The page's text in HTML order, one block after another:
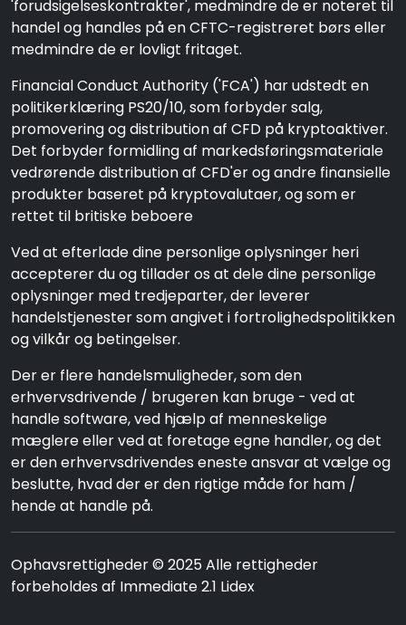
'forudsigelseskontrakter', medmindre de er noteret til
handel og handles på en CFTC-registreret børs eller
medmindre de er lovligt fritaget.
Financial Conduct Authority ('FCA') har udstedt en
politikerklæring PS20/10, som forbyder salg,
promovering og distribution af CFD på kryptoaktiver.
Det forbyder formidling af markedsføringsmateriale
vedrørende distribution af CFD'er og andre finansielle
produkter baseret på kryptovalutaer, og som er
rettet til britiske beboere
Ved at efterlade dine personlige oplysninger heri
accepterer du og tillader os at dele dine personlige
oplysninger med tredjeparter, der leverer
handelstjenester som angivet i fortrolighedspolitikken
og vilkår og betingelser.
Der er flere handelsmuligheder, som den
erhvervsdrivende / brugeren kan bruge - ved at
handle software, ved hjælp af menneskelige
mæglere eller ved at foretage egne handler, og det
er den erhvervsdrivendes eneste ansvar at vælge og
beslutte, hvad der er den rigtige måde for ham /
hende at handle på.
Ophavsrettigheder © 2025 Alle rettigheder
forbeholdes af Immediate 2.1 Lidex